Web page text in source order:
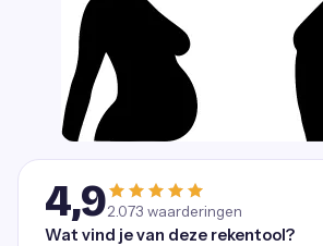
4,92.073 waarderingen
Wat vind je van deze rekentool?